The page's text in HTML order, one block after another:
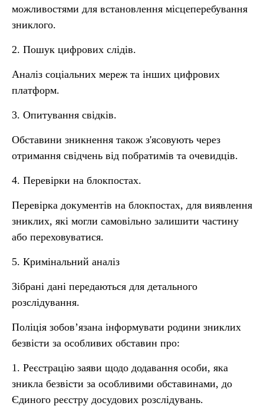
можливостями для встановлення місцеперебування
зниклого.
2. Пошук цифрових слідів.
Аналіз соціальних мереж та інших цифрових
платформ.
3. Опитування свідків.
Обставини зникнення також з'ясовують через
отримання свідчень від побратимів та очевидців.
4. Перевірки на блокпостах.
Перевірка документів на блокпостах, для виявлення
зниклих, які могли самовільно залишити частину
або переховуватися.
5. Кримінальний аналіз
Зібрані дані передаються для детального
розслідування.
Поліція зобов’язана інформувати родини зниклих
безвісти за особливих обставин про:
1. Реєстрацію заяви щодо додавання особи, яка
зникла безвісти за особливими обставинами, до
Єдиного реєстру досудових розслідувань.